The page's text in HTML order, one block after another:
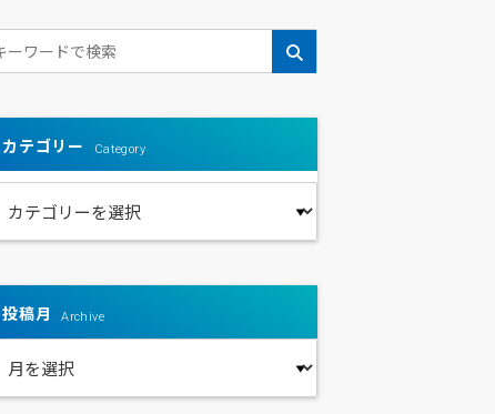
制作/システム開発/自社プロ
ト開発
カテゴリー Category
投稿月 Archive